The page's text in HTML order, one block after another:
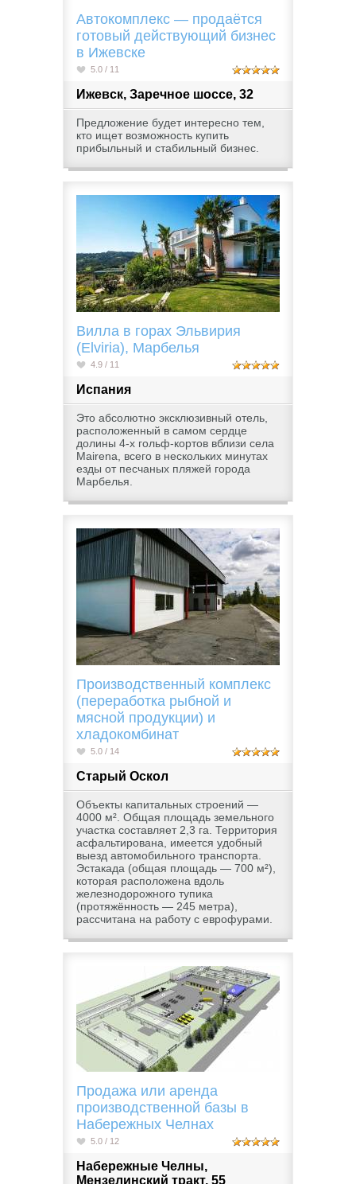
Автокомплекс — продаётся
готовый действующий бизнес
в Ижевске
5.0 / 11
Ижевск, Заречное шоссе, 32
Предложение будет интересно тем,
кто ищет возможность купить
прибыльный и стабильный бизнес.
Вилла в горах Эльвирия
(Elviria), Марбелья
4.9 / 11
Испания
Это абсолютно эксклюзивный отель,
расположенный в самом сердце
долины 4-х гольф-кортов вблизи села
Mairena, всего в нескольких минутах
езды от песчаных пляжей города
Марбелья.
Производственный комплекс
(переработка рыбной и
мясной продукции) и
хладокомбинат
5.0 / 14
Старый Оскол
Объекты капитальных строений —
4000 м². Общая площадь земельного
участка составляет 2,3 га. Территория
асфальтирована, имеется удобный
выезд автомобильного транспорта.
Эстакада (общая площадь — 700 м²),
которая расположена вдоль
железнодорожного тупика
(протяжённость — 245 метра),
рассчитана на работу с еврофурами.
Продажа или аренда
производственной базы в
Набережных Челнах
5.0 / 12
Набережные Челны,
Мензелинский тракт, 55